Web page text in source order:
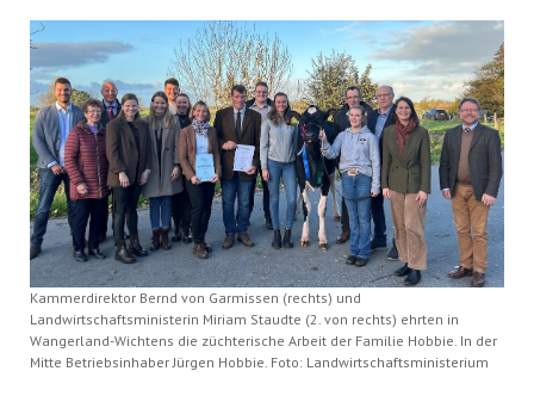
Kammerdirektor Bernd von Garmissen (rechts) und
Landwirtschaftsministerin Miriam Staudte (2. von rechts) ehrten in
Wangerland-Wichtens die züchterische Arbeit der Familie Hobbie. In der
Mitte Betriebsinhaber Jürgen Hobbie. Foto: Landwirtschaftsministerium